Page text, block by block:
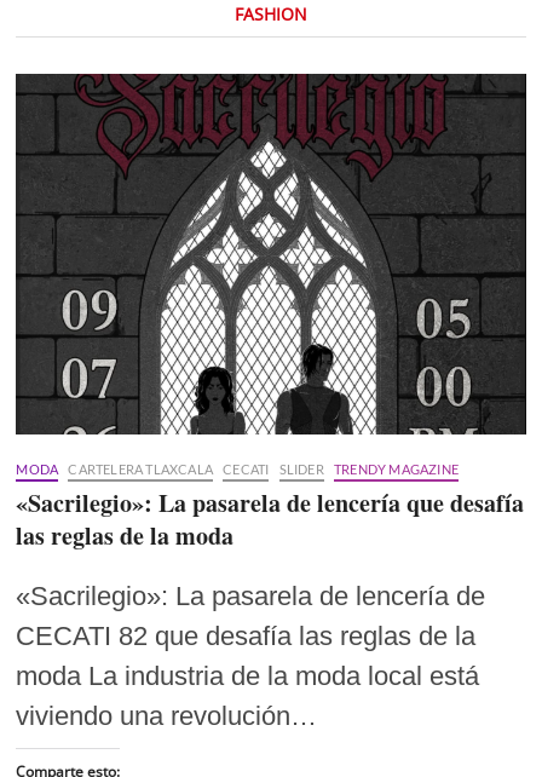
FASHION
MODA CARTELERA TLAXCALA CECATI SLIDER TRENDY MAGAZINE
«Sacrilegio»: La pasarela de lencería que desafía
las reglas de la moda
«Sacrilegio»: La pasarela de lencería de
CECATI 82 que desafía las reglas de la
moda La industria de la moda local está
viviendo una revolución…
Comparte esto: